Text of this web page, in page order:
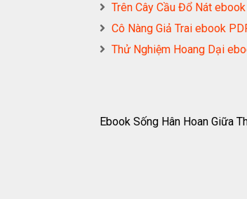
Trên Cây Cầu Đổ Nát
Cô Nàng Giả Trai ebook
Thử Nghiệm Hoang Dại
Ebook Sống Hân Hoan Giữa